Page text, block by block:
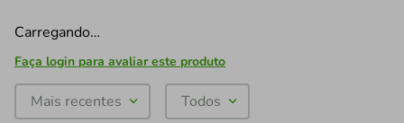
Carregando…
Faça login para avaliar este produto
Mais recentes Todos